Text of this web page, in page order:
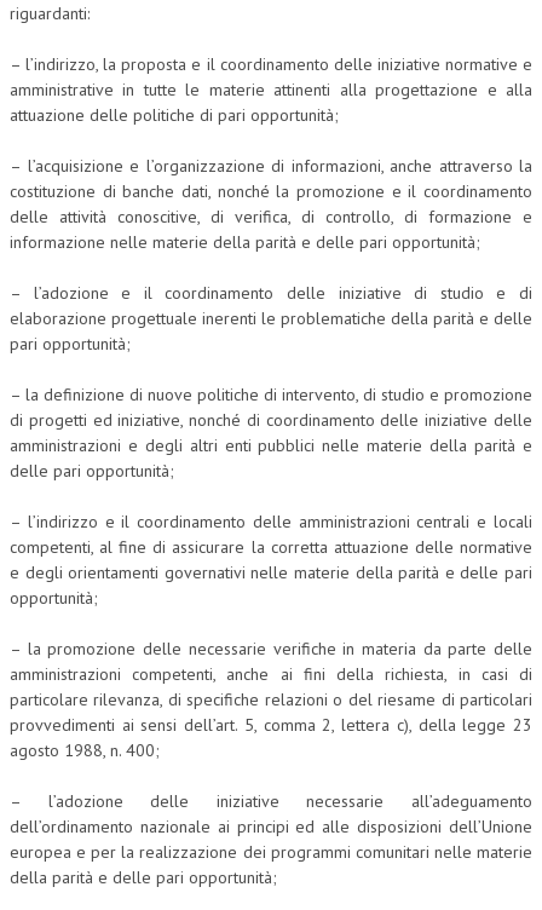
riguardanti:
– l’indirizzo, la proposta e il coordinamento delle iniziative normative e
amministrative in tutte le materie attinenti alla progettazione e alla
attuazione delle politiche di pari opportunità;
– l’acquisizione e l’organizzazione di informazioni, anche attraverso la
costituzione di banche dati, nonché la promozione e il coordinamento
delle attività conoscitive, di verifica, di controllo, di formazione e
informazione nelle materie della parità e delle pari opportunità;
– l’adozione e il coordinamento delle iniziative di studio e di
elaborazione progettuale inerenti le problematiche della parità e delle
pari opportunità;
– la definizione di nuove politiche di intervento, di studio e promozione
di progetti ed iniziative, nonché di coordinamento delle iniziative delle
amministrazioni e degli altri enti pubblici nelle materie della parità e
delle pari opportunità;
– l’indirizzo e il coordinamento delle amministrazioni centrali e locali
competenti, al fine di assicurare la corretta attuazione delle normative
e degli orientamenti governativi nelle materie della parità e delle pari
opportunità;
– la promozione delle necessarie verifiche in materia da parte delle
amministrazioni competenti, anche ai fini della richiesta, in casi di
particolare rilevanza, di specifiche relazioni o del riesame di particolari
provvedimenti ai sensi dell’art. 5, comma 2, lettera c), della legge 23
agosto 1988, n. 400;
– l’adozione delle iniziative necessarie all’adeguamento
dell’ordinamento nazionale ai principi ed alle disposizioni dell’Unione
europea e per la realizzazione dei programmi comunitari nelle materie
della parità e delle pari opportunità;